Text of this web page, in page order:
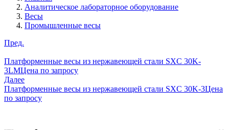
Аналитическое лабораторное оборудование
Весы
Промышленные весы
Пред.
Платформенные весы из нержавеющей стали SXC 30K-
3LMЦена по запросу
Далее
Платформенные весы из нержавеющей стали SXC 30K-3Цена
по запросу